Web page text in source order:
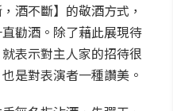
酒不斷】的敬酒方式，
勸酒。除了藉此展現待
表示對主人家的招待很
是對表演者一種讚美。